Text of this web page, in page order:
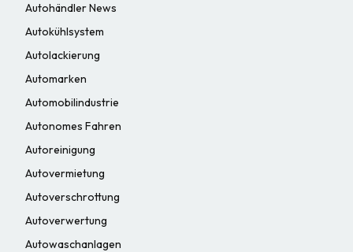
Autohändler News
Autokühlsystem
Autolackierung
Automarken
Automobilindustrie
Autonomes Fahren
Autoreinigung
Autovermietung
Autoverschrottung
Autoverwertung
Autowaschanlagen